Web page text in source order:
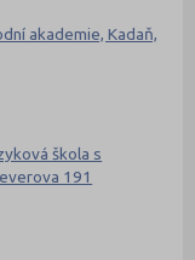
akademie, Kadaň,
škola s
191